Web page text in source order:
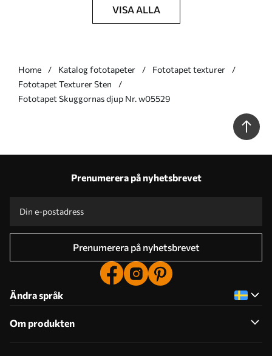
VISA ALLA
Home Katalog fototapeter
Fototapet texturer
Fototapet Texturer Sten
Fototapet Skuggornas djup Nr. w05529
Prenumerera på nyhetsbrevet
Prenumerera på nyhetsbrevet
Ändra språk
Om produkten